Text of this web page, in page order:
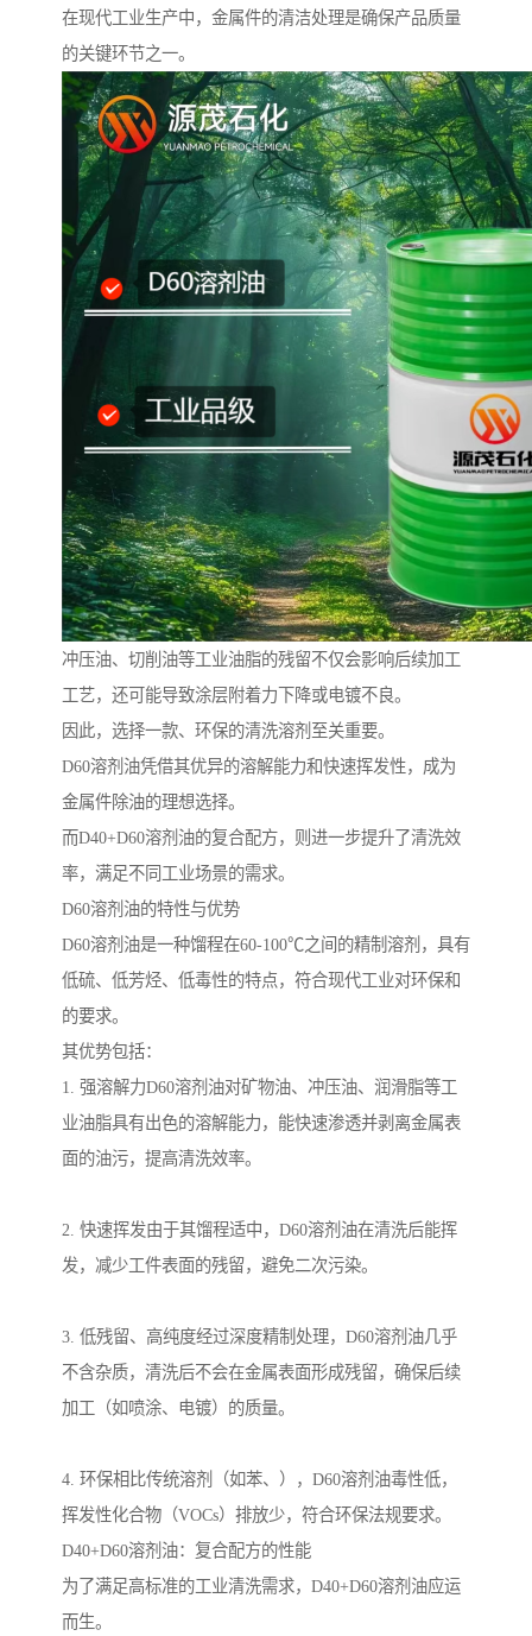
在现代工业生产中，金属件的清洁处理是确保产品质量
的关键环节之一。
冲压油、切削油等工业油脂的残留不仅会影响后续加工
工艺，还可能导致涂层附着力下降或电镀不良。
因此，选择一款、环保的清洗溶剂至关重要。
D60溶剂油凭借其优异的溶解能力和快速挥发性，成为
金属件除油的理想选择。
而D40+D60溶剂油的复合配方，则进一步提升了清洗效
率，满足不同工业场景的需求。
D60溶剂油的特性与优势
D60溶剂油是一种馏程在60-100℃之间的精制溶剂，具有
低硫、低芳烃、低毒性的特点，符合现代工业对环保和
的要求。
其优势包括：
1. 强溶解力D60溶剂油对矿物油、冲压油、润滑脂等工
业油脂具有出色的溶解能力，能快速渗透并剥离金属表
面的油污，提高清洗效率。
2. 快速挥发由于其馏程适中，D60溶剂油在清洗后能挥
发，减少工件表面的残留，避免二次污染。
3. 低残留、高纯度经过深度精制处理，D60溶剂油几乎
不含杂质，清洗后不会在金属表面形成残留，确保后续
加工（如喷涂、电镀）的质量。
4. 环保相比传统溶剂（如苯、），D60溶剂油毒性低，
挥发性化合物（VOCs）排放少，符合环保法规要求。
D40+D60溶剂油：复合配方的性能
为了满足高标准的工业清洗需求，D40+D60溶剂油应运
而生。